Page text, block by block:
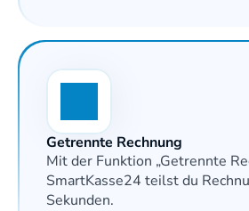
Getrennte Rechnung
Mit der Funktion „Getrennte
SmartKasse24 teilst du
Sekunden.